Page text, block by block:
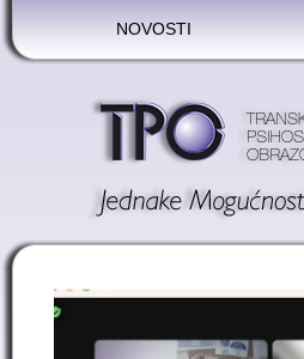
NOVOSTI